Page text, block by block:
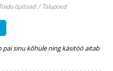
õpitoad Talupoed
pai sinu kõhule ning käsitöö aitab